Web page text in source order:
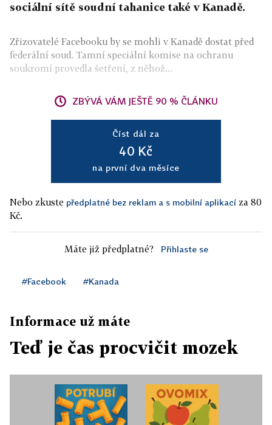
sociální sítě soudní tahanice také v Kanadě.
Zřizovatelé Facebooku by se mohli v Kanadě dostat před
federální soud. Tamní speciální komise na ochranu
soukromí provedla šetření, z něhož...
ZBÝVÁ VÁM JEŠTĚ 90 % ČLÁNKU
Číst dál za
40 Kč
na první dva měsíce
Nebo zkuste předplatné bez reklam a s mobilní aplikací za 80
Kč.
Máte již předplatné? Přihlaste se
#Facebook #Kanada
Informace už máte
Teď je čas procvičit mozek